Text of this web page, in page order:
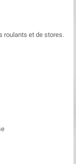
roulants et de stores.